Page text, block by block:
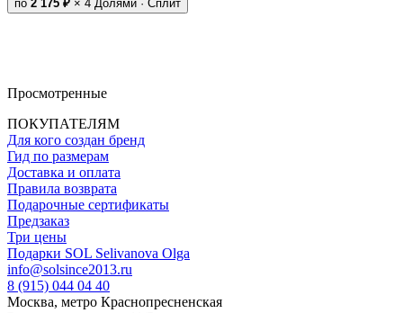
по 2 175 ₽ × 4 Долями · Сплит
Просмотренные
ПОКУПАТЕЛЯМ
Для кого создан бренд
Гид по размерам
Доставка и оплата
Правила возврата
Подарочные сертификаты
Предзаказ
Три цены
Подарки SOL Selivanova Olga
info@solsince2013.ru
8 (915) 044 04 40
Москва, метро Краснопресненская